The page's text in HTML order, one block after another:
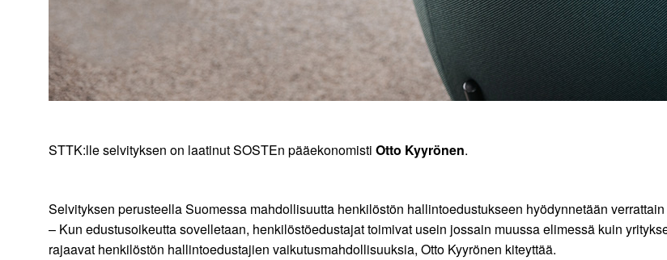
STTK:lle selvityksen on laatinut SOSTEn pääekonomisti Otto Kyyrönen.
Selvityksen perusteella Suomessa mahdollisuutta henkilöstön hallintoedustukseen hyödynnetään
– Kun edustusoikeutta sovelletaan, henkilöstöedustajat toimivat usein jossain muussa elimessä kuin
rajaavat henkilöstön hallintoedustajien vaikutusmahdollisuuksia, Otto Kyyrönen kiteyttää.